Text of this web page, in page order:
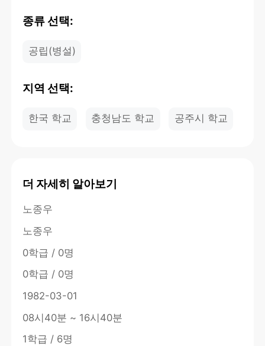
종류 선택:
공립(병설)
지역 선택:
한국 학교 충청남도 학교 공주시 학교
더 자세히 알아보기
노종우
노종우
0학급 / 0명
0학급 / 0명
1982-03-01
08시40분 ~ 16시40분
1학급 / 6명